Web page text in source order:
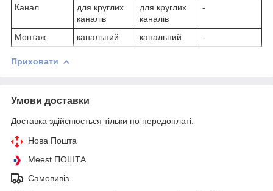
Канал
для круглих
каналів
для круглих
каналів
-
Монтаж канальний канальний -
Приховати
Умови доставки
Доставка здійснюється тільки по передоплаті.
Нова Пошта
Meest ПОШТА
Самовивіз